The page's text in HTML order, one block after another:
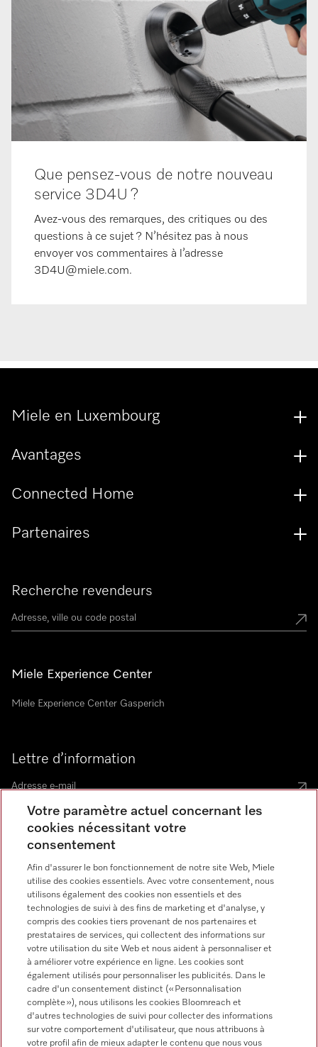
Que pensez-vous de notre nouveau
service 3D4U ?
Avez-vous des remarques, des critiques ou des
questions à ce sujet ? N’hésitez pas à nous
envoyer vos commentaires à l’adresse
3D4U@miele.com.
Recherche revendeurs
Miele Experience Center
Miele Experience Center Gasperich
Lettre d’information
Langue
Miele en Luxembourg
Avantages
Connected Home
Partenaires
Miele sur Instagram
Miele sur Youtube
Votre paramètre actuel concernant les
cookies nécessitant votre
consentement
Afin d'assurer le bon fonctionnement de notre site Web, Miele
utilise des cookies essentiels. Avec votre consentement, nous
utilisons également des cookies non essentiels et des
technologies de suivi à des fins de marketing et d'analyse, y
compris des cookies tiers provenant de nos partenaires et
prestataires de services, qui collectent des informations sur
votre utilisation du site Web et nous aident à personnaliser et
à améliorer votre expérience en ligne. Les cookies sont
également utilisés pour personnaliser les publicités. Dans le
cadre d'un consentement distinct (« Personnalisation
complète »), nous utilisons les cookies Bloomreach et
d'autres technologies de suivi pour collecter des informations
sur votre comportement d'utilisateur, que nous attribuons à
votre profil afin de mieux adapter le contenu que nous vous